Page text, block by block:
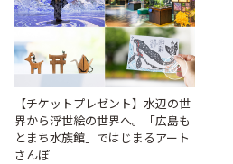
【チケットプレゼント】水辺の世
界から浮世絵の世界へ。「広島も
とまち水族館」ではじまるアート
さんぽ